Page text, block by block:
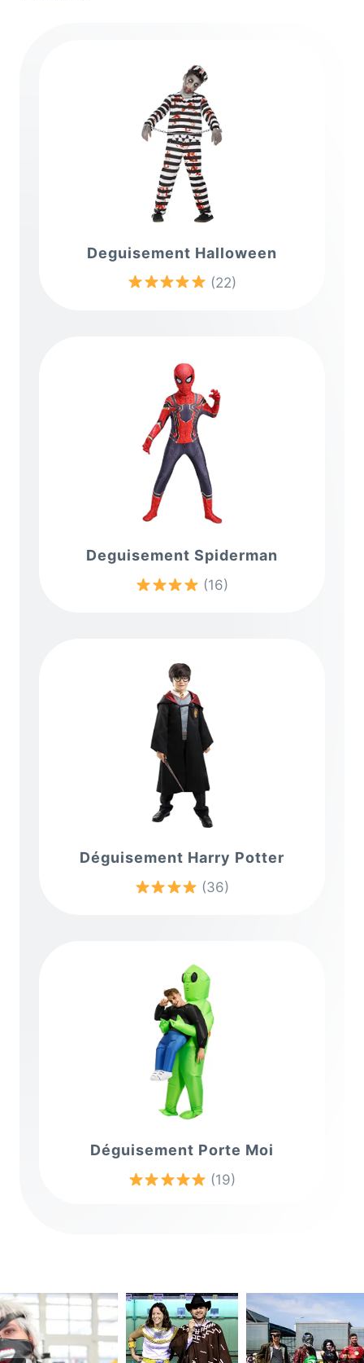
Deguisement Halloween
(22)
Deguisement Spiderman
(16)
Déguisement Harry Potter
(36)
Déguisement Porte Moi
(19)